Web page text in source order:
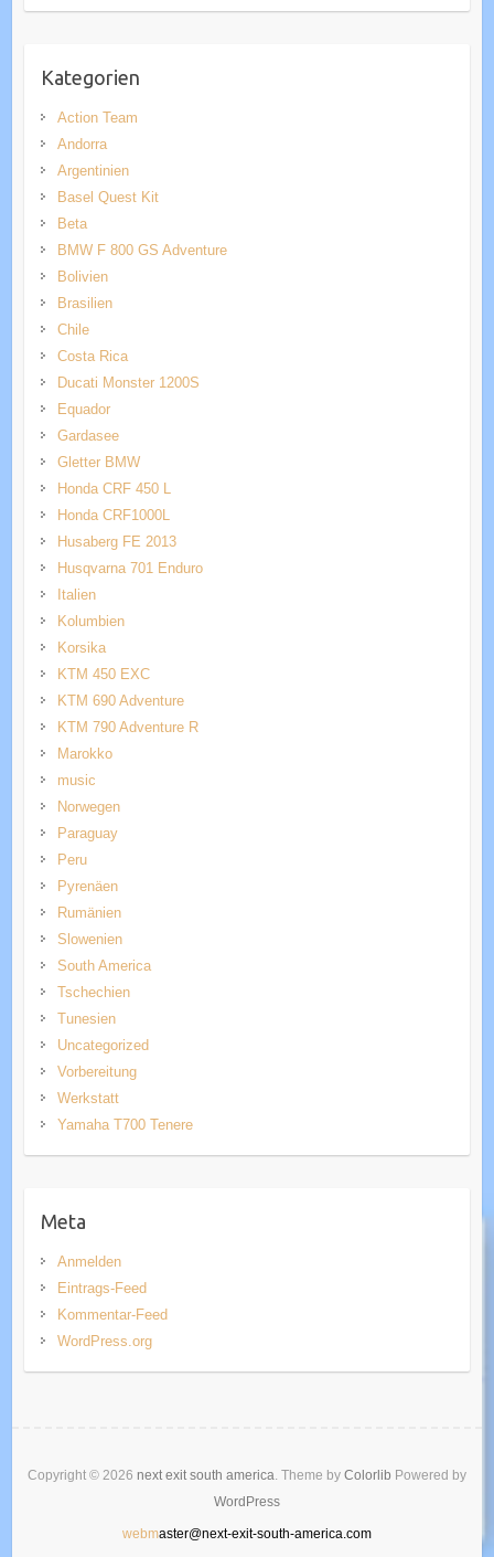
Kategorien
Action Team
Andorra
Argentinien
Basel Quest Kit
Beta
BMW F 800 GS Adventure
Bolivien
Brasilien
Chile
Costa Rica
Ducati Monster 1200S
Equador
Gardasee
Gletter BMW
Honda CRF 450 L
Honda CRF1000L
Husaberg FE 2013
Husqvarna 701 Enduro
Italien
Kolumbien
Korsika
KTM 450 EXC
KTM 690 Adventure
KTM 790 Adventure R
Marokko
music
Norwegen
Paraguay
Peru
Pyrenäen
Rumänien
Slowenien
South America
Tschechien
Tunesien
Uncategorized
Vorbereitung
Werkstatt
Yamaha T700 Tenere
Meta
Anmelden
Eintrags-Feed
Kommentar-Feed
WordPress.org
Copyright © 2026 next exit south america. Theme by Colorlib Powered by
WordPress
webmaster@next-exit-south-america.com